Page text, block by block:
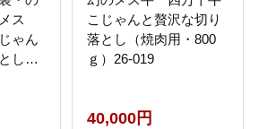
ス
ゃん
し
こじゃんと贅沢な切り
落とし（焼肉用・800
ｇ）26-019
40,000円